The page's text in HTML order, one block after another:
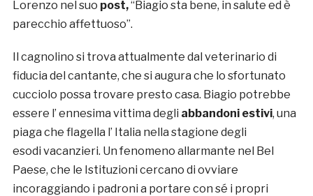
Lorenzo nel suo post,“Biagio sta bene, in salute ed è
parecchio affettuoso”.
Il cagnolino si trova attualmente dal veterinario di
fiducia del cantante, che si augura che lo sfortunato
cucciolo possa trovare presto casa. Biagio potrebbe
essere l’ ennesima vittima degli abbandoni estivi, una
piaga che flagella l’ Italia nella stagione degli
esodi vacanzieri. Un fenomeno allarmante nel Bel
Paese, che le Istituzioni cercano di ovviare
incoraggiando i padroni a portare con sé i propri